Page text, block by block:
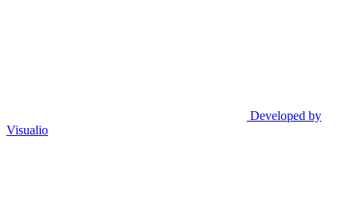
Developed by
Visualio